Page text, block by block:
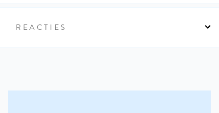
REACTIES